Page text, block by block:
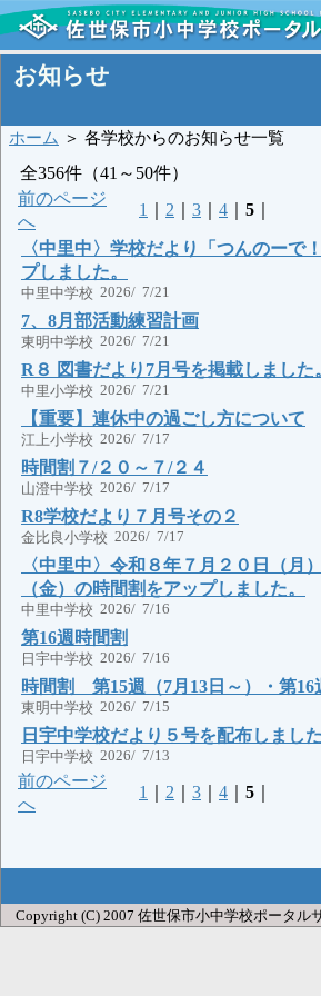
お知らせ
ホーム ＞ 各学校からのお知らせ一覧
全356件（41～50件）
前のページ
へ
1 2 3 4 5
〈中里中〉学校だより「つんのーで
プしました。
中里中学校 2026/ 7/21
7、8月部活動練習計画
東明中学校 2026/ 7/21
R８ 図書だより7月号を掲載しました
中里小学校 2026/ 7/21
【重要】連休中の過ごし方について
江上小学校 2026/ 7/17
時間割７/２０～７/２４
山澄中学校 2026/ 7/17
R8学校だより７月号その２
金比良小学校 2026/ 7/17
〈中里中〉令和８年７月２０日（月
（金）の時間割をアップしました。
中里中学校 2026/ 7/16
第16週時間割
日宇中学校 2026/ 7/16
時間割 第15週（7月13日～）・第16
東明中学校 2026/ 7/15
日宇中学校だより５号を配布しました
日宇中学校 2026/ 7/13
前のページ
へ
1 2 3 4 5
Copyright (C) 2007 佐世保市小中学校ポータル